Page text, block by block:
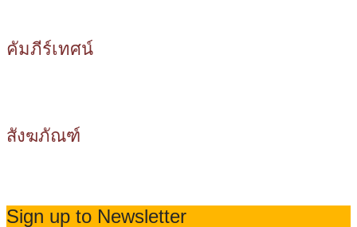
คัมภีร์เทศน์
สังฆภัณฑ์
Sign up to Newsletter